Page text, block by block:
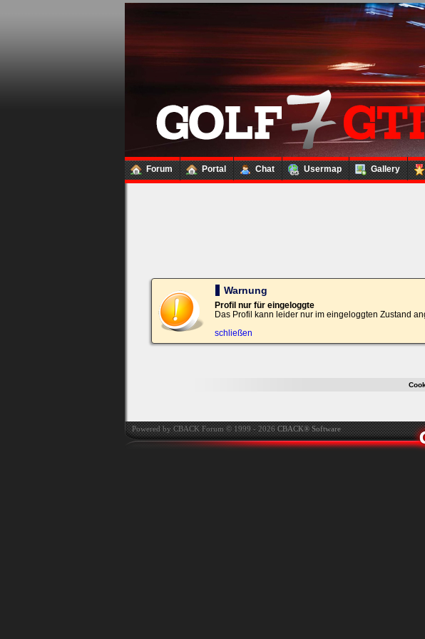
Forum Portal Chat Usermap Gallery
Loginbox
Trage
bitte
in
die
nachfolgenden
Felder
Deinen
Benutzernamen
und
Kennwort
ein,
um
Bei jedem Besuch
automatisch einloggen.
Warnung
Profil nur für eingeloggte
Das Profil kann leider nur im eingeloggten Zustand
schließen
Powered by CBACK Forum © 1999 - 2026CBACK® Software